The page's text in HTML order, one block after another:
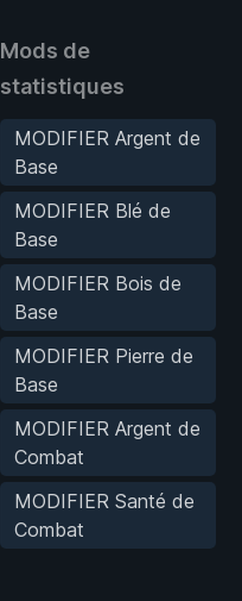
Mods de
statistiques
MODIFIER Argent de
Base
MODIFIER Blé de
Base
MODIFIER Bois de
Base
MODIFIER Pierre de
Base
MODIFIER Argent de
Combat
MODIFIER Santé de
Combat